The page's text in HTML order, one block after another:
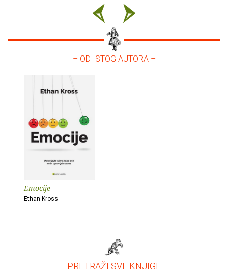
– OD ISTOG AUTORA –
Emocije
Ethan Kross
– PRETRAŽI SVE KNJIGE –